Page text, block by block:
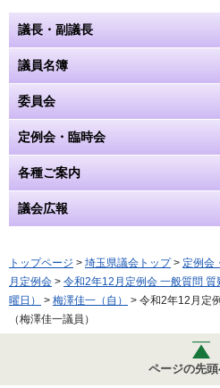
議長・副議長
議員名簿
委員会
定例会・臨時会
各種ご案内
議会広報
トップページ > 埼玉県議会トップ> 定例会
月定例会 > 令和2年12月定例会 一般質問 質
曜日）
> 梅澤佳一（自）
> 令和2年12月定
（梅澤佳一議員）
ページの先